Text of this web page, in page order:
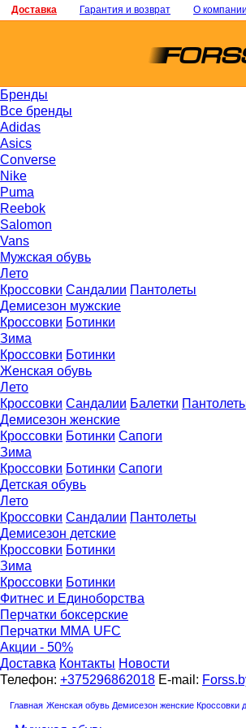
Доставка Гарантия и возврат О компании
Бренды
Все бренды
Adidas
Asics
Converse
Nike
Puma
Reebok
Salomon
Vans
Мужская обувь
Лето
Кроссовки Сандалии Пантолеты
Демисезон мужские
Кроссовки Ботинки
Зима
Кроссовки Ботинки
Женская обувь
Лето
Кроссовки Сандалии Балетки
Демисезон женские
Кроссовки Бoтинки Сапоги
Зима
Кроссовки Ботинки Сапоги
Детская обувь
Летo
Кроссовки Сандалии Пантолеты
Демисезон детские
Кроссовки Ботинки
Зима
Кроссовки Ботинки
Фитнес и Единоборства
Перчатки боксерские
Перчатки ММА UFC
Акции - 50%
Доставка Контакты Новости
Телефон: +375296862018 E-mail:
Главная Женская обувь Демисезон женские Кроссовки